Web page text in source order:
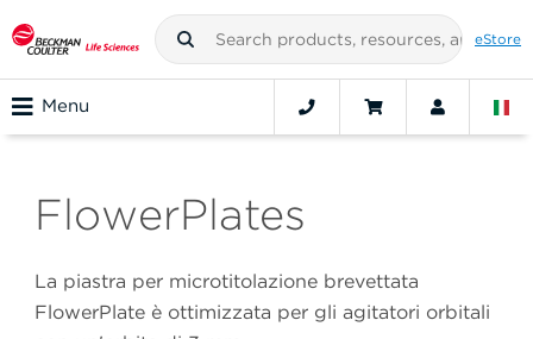
eStore
Menu
FlowerPlates
La piastra per microtitolazione brevettata
FlowerPlate è ottimizzata per gli agitatori orbitali